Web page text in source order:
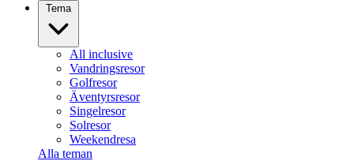
Tema
All inclusive
Vandringsresor
Golfresor
Äventyrsresor
Singelresor
Solresor
Weekendresa
Alla teman